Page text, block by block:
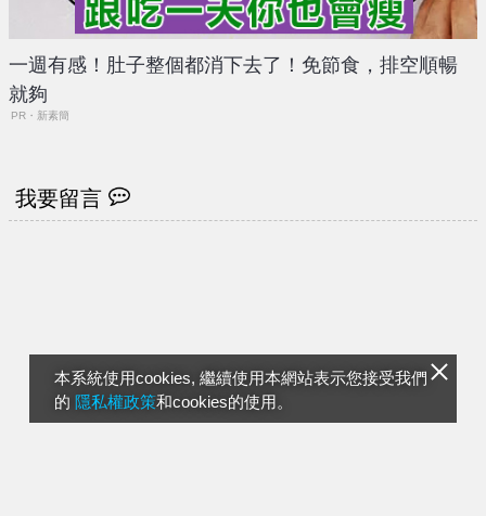
本系統使用cookies, 繼續使用本網站表示您接受我們
的 隱私權政策和cookies的使用。
一週有感！肚子整個都消下去了！免節食，排空順暢
就夠
PR・新素簡
我要留言